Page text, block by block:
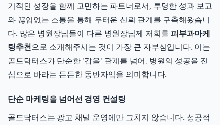
기적인 성장을 함께 고민하는 파트너로서, 투명한 성과 보고
와 끊임없는 소통을 통해 두터운 신뢰 관계를 구축해왔습니
다. 많은 병원장님들이 다른 병원장님께 저희를 피부과마케
팅추천으로 소개해주시는 것이 가장 큰 자부심입니다. 이는
골드닥터스가 단순한 '갑을' 관계를 넘어, 병원의 성공을 진
심으로 바라는 든든한 동반자임을 의미합니다.
단순 마케팅을 넘어선 경영 컨설팅
골드닥터스는 광고 채널 운영에만 그치지 않습니다. 성공적